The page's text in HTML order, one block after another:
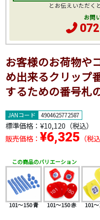
お客様のお荷物や
め出来るクリップ
するための番号札
JANコード 4904625772587
標準価格： ¥10,120 （税込）
販売価格： ¥6,325 （税
この商品のバリエーション
101～150 青 101～150 赤 101
とお伝えいただく
お問